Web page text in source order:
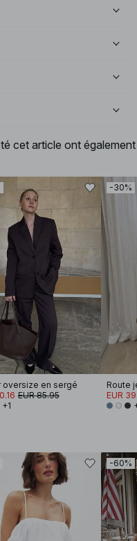
cet article ont également
oversize en sergé
EUR 85.95
+1
-30%
EUR
-60%